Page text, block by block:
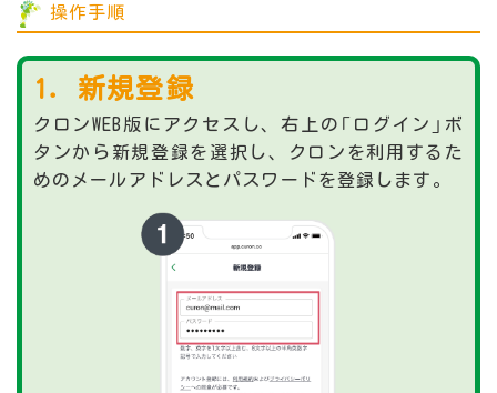
操作手順
1．新規登録
クロンWEB版にアクセスし、右上の「ログイン」ボ
タンから新規登録を選択し、クロンを利用するた
めのメールアドレスとパスワードを登録します。